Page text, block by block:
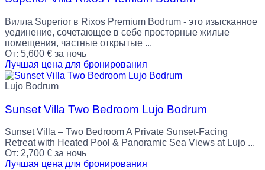
Вилла Superior в Rixos Premium Bodrum - это изысканное
уединение, сочетающее в себе просторные жилые
помещения, частные открытые ...
От: 5,600 € за ночь
Лучшая цена для бронирования
Lujo Bodrum
Sunset Villa Two Bedroom Lujo Bodrum
Sunset Villa – Two Bedroom A Private Sunset-Facing
Retreat with Heated Pool & Panoramic Sea Views at Lujo ...
От: 2,700 € за ночь
Лучшая цена для бронирования